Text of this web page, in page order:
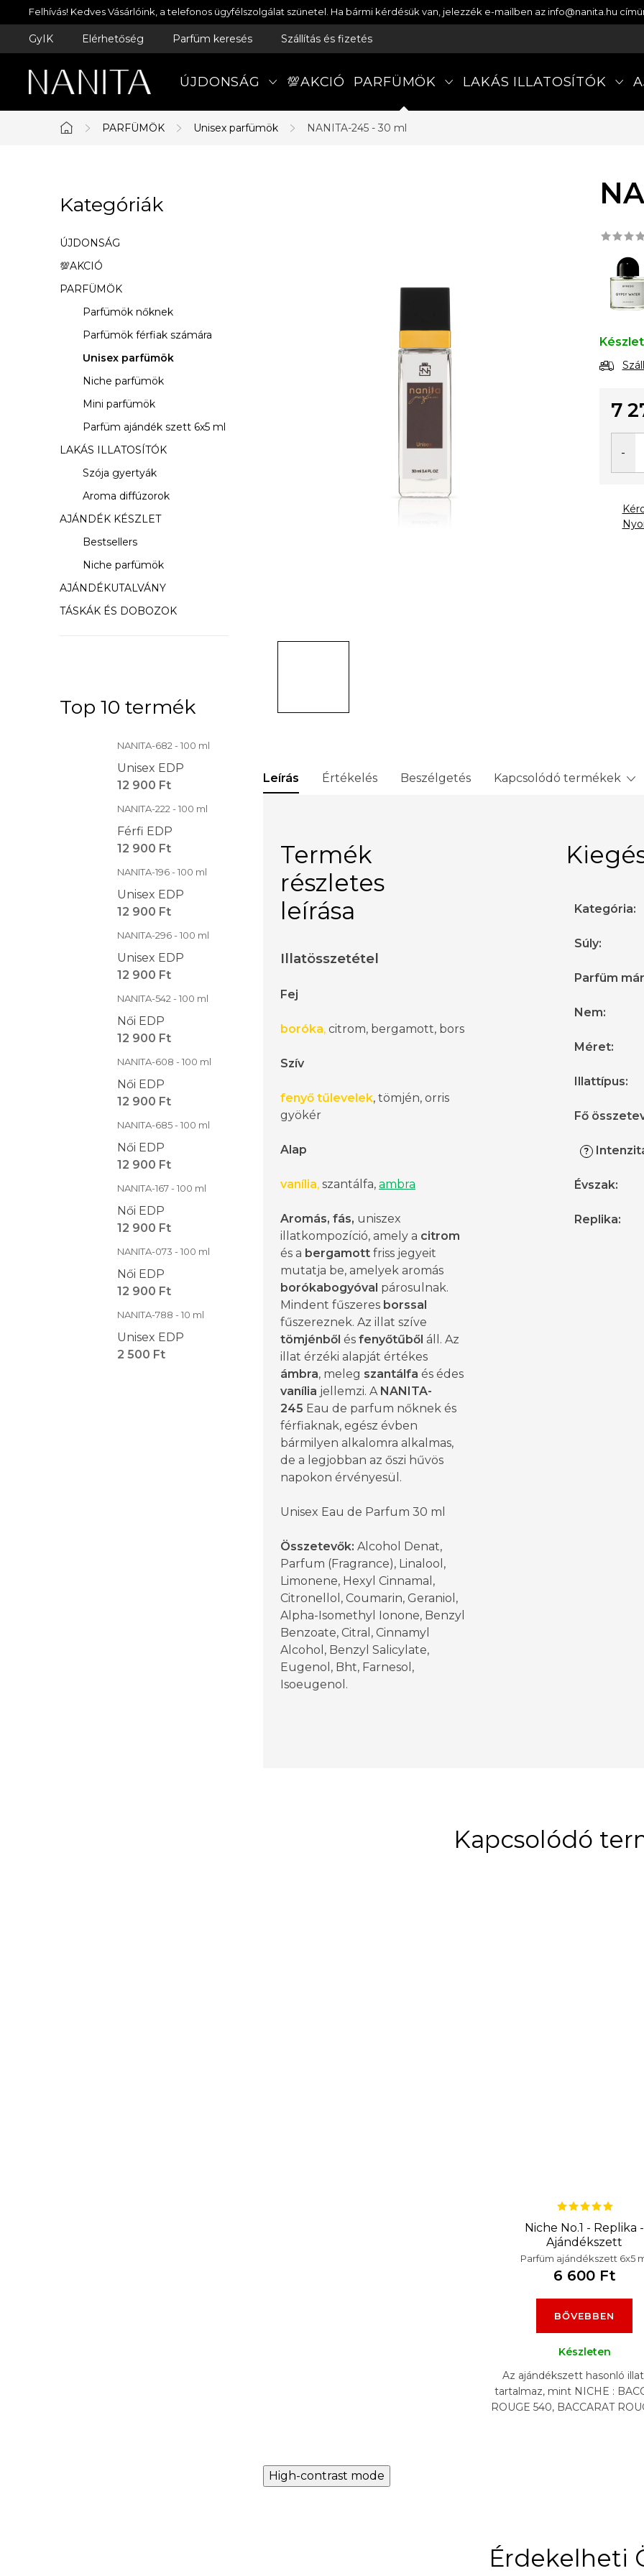
Ugrás
a
Felhívás! Kedves Vásárlóink, a telefonos ügyfélszolgálat szünetel. Ha bármi kérdésük van, jelezzék e-mailben az info@nanita.hu
GyIK Elérhetőség Parfüm keresés Szállítás és fizetés
ÚJDONSÁG 💯AKCIÓ PARFÜMÖK LAKÁS ILLATOSÍTÓK
Kezdőlap
PARFÜMÖK Unisex parfümök NANITA-245 - 30 ml
l
d
a
l
n
Kategóriák
átugrása
Kategóriák
ÚJDONSÁG
💯AKCIÓ
PARFÜMÖK
Parfümök nőknek
Parfümök férfiak számára
Unisex parfümök
Niche parfümök
Mini parfümök
Parfüm ajándék szett 6x5 ml
LAKÁS ILLATOSÍTÓK
Szója gyertyák
Aroma diffúzorok
AJÁNDÉK KÉSZLET
Bestsellers
Niche parfümök
AJÁNDÉKUTALVÁNY
TÁSKÁK ÉS DOBOZOK
Top 10 termék
NANITA-682 - 100 ml
Unisex EDP
12 900 Ft
NANITA-222 - 100 ml
Férfi EDP
12 900 Ft
NANITA-196 - 100 ml
Unisex EDP
12 900 Ft
NANITA-296 - 100 ml
Unisex EDP
12 900 Ft
NANITA-542 - 100 ml
Női EDP
12 900 Ft
NANITA-608 - 100 ml
Női EDP
12 900 Ft
NANITA-685 - 100 ml
Női EDP
12 900 Ft
NANITA-167 - 100 ml
Női EDP
12 900 Ft
NANITA-073 - 100 ml
Női EDP
12 900 Ft
NANITA-788 - 10 ml
Unisex EDP
2 500 Ft
7
Leírás Értékelés Beszélgetés Kapcsolódó termékek
Termék
részletes
leírása
Illatösszetétel
Fej
boróka, citrom, bergamott, bors
Szív
fenyő tűlevelek, tömjén, orris
gyökér
Alap
vanília, szantálfa, ambra
Aromás, fás, uniszex
illatkompozíció, amely a citrom
és a bergamott friss jegyeit
mutatja be, amelyek aromás
borókabogyóval párosulnak.
Mindent fűszeres borssal
fűszereznek. Az illat szíve
tömjénből és fenyőtűből áll. Az
illat érzéki alapját értékes
ámbra, meleg szantálfa és édes
vanília jellemzi. A NANITA-
245 Eau de parfum nőknek és
férfiaknak, egész évben
bármilyen alkalomra alkalmas,
de a legjobban az őszi hűvös
napokon érvényesül.
Unisex Eau de Parfum 30 ml
Összetevők: Alcohol Denat,
Parfum (Fragrance), Linalool,
Limonene, Hexyl Cinnamal,
Citronellol, Coumarin, Geraniol,
Alpha-Isomethyl Ionone, Benzyl
Benzoate, Citral, Cinnamyl
Alcohol, Benzyl Salicylate,
Eugenol, Bht, Farnesol,
Isoeugenol.
Kategória:
Súly:
Parfüm
Nem:
Méret:
Illattípus:
Fő
?
Évszak:
Replika:
Kapcsolódó
Niche No.1 - Replika -
Ajándékszett
Parfüm ajándékszett 6x5
6 600 Ft
BŐVEBBEN
Készleten
Az ajándékszett hasonló
tartalmaz, mint NICHE :
ROUGE 540, BACCARAT
High-contrast mode
Érdekelheti